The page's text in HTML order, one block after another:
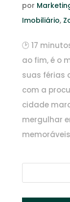
por
Imobiliário,
🕑 17
ao fim, é o
suas férias
com a
cidade
mergulhar